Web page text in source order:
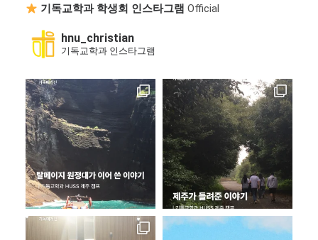
기독교학과 학생회 인스타그램 Official
hnu_christian
기독교학과 인스타그램